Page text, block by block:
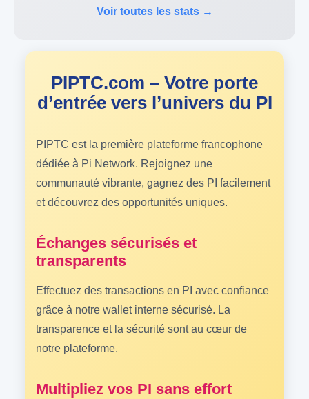
Voir toutes les stats →
PIPTC.com – Votre porte
d’entrée vers l’univers du PI
PIPTC est la première plateforme francophone
dédiée à Pi Network. Rejoignez une
communauté vibrante, gagnez des PI facilement
et découvrez des opportunités uniques.
Échanges sécurisés et
transparents
Effectuez des transactions en PI avec confiance
grâce à notre wallet interne sécurisé. La
transparence et la sécurité sont au cœur de
notre plateforme.
Multipliez vos PI sans effort